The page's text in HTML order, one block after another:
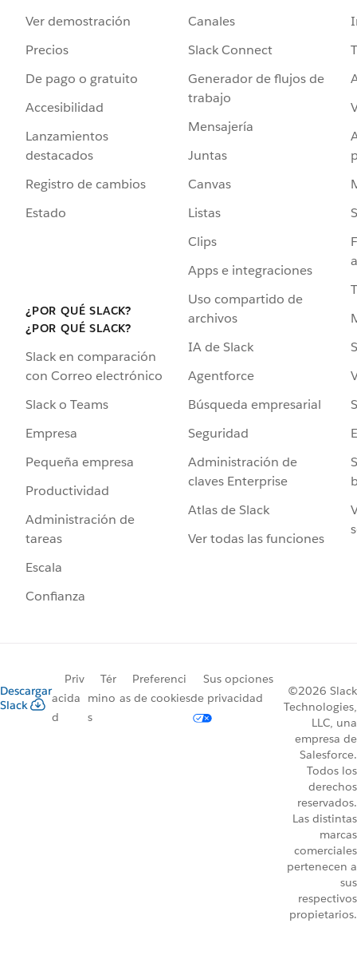
Ver demostración
Precios
De pago o gratuito
Accesibilidad
Lanzamientos
destacados
Registro de cambios
Estado
¿POR QUÉ SLACK?
¿POR QUÉ SLACK?
Slack en comparación
con Correo electrónico
Slack o Teams
Empresa
Pequeña empresa
Productividad
Administración de
tareas
Escala
Confianza
Canales
Slack Connect
Generador de flujos de
trabajo
Mensajería
Juntas
Canvas
Listas
Clips
Apps e integraciones
Uso compartido de
archivos
IA de Slack
Agentforce
Búsqueda empresarial
Seguridad
Administración de
claves Enterprise
Atlas de Slack
Ver todas las funciones
Descargar
Slack
Priv
acida
d
Tér
mino
s
Preferenci
as de cookies
Sus opciones
de privacidad
©2026 Slack
Technologies,
LLC, una
empresa de
Salesforce.
Todos los
derechos
reservados.
Las distintas
marcas
comerciales
pertenecen a
sus
respectivos
propietarios.